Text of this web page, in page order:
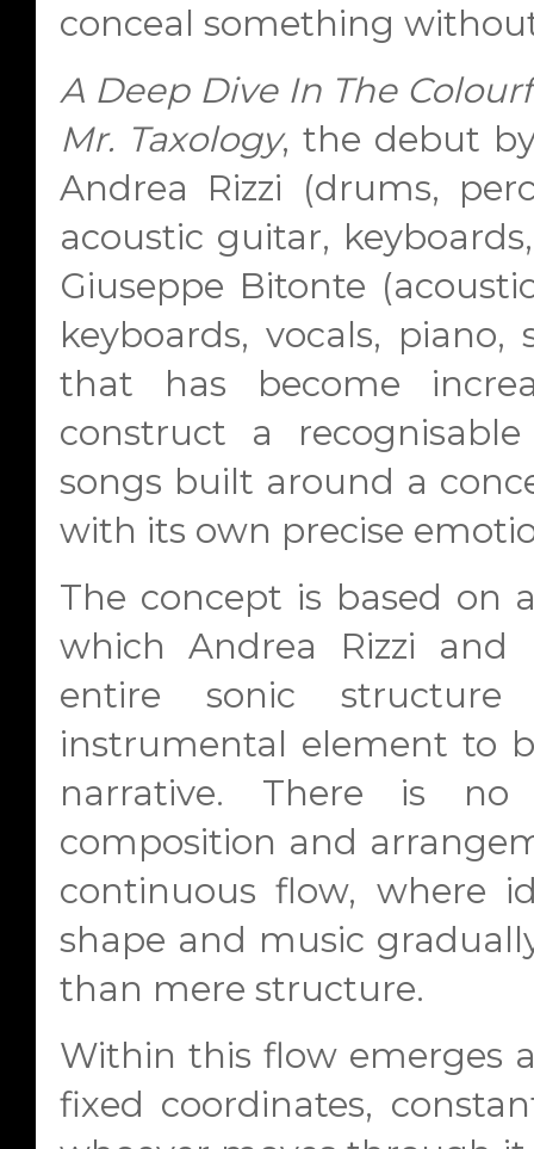
conceal something
A Deep Dive In The
Mr. Taxology, the debut
Andrea Rizzi (drums,
acoustic guitar,
Giuseppe Bitonte
keyboards, vocals,
that has become
construct a
songs built around a
with its own precise
The concept is based on
which Andrea Rizzi
entire sonic structure
instrumental element to
narrative. There is no
composition and
continuous flow, where
shape and music
than mere structure.
Within this flow emerges
fixed coordinates,